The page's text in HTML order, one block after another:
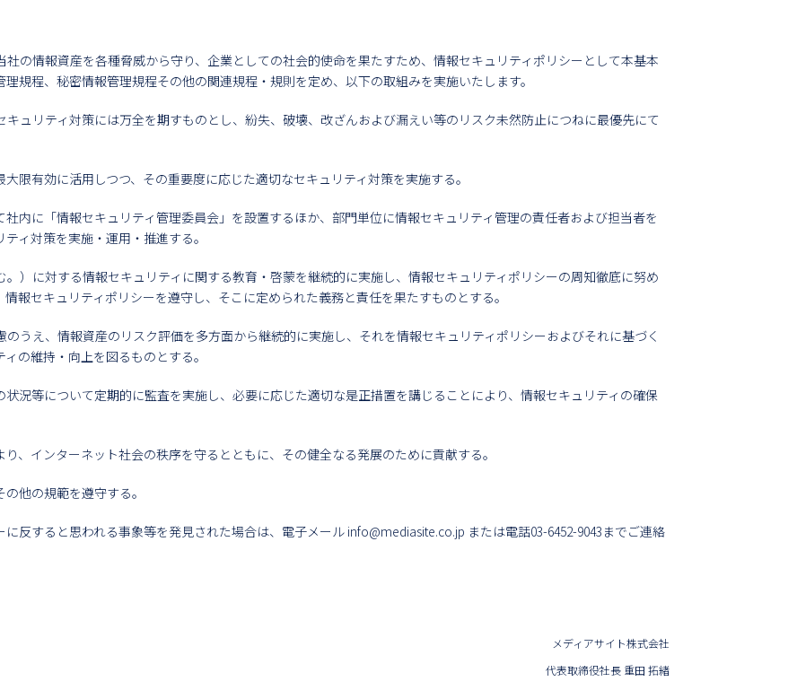
の情報資産を各種脅威から守り、企業としての社会的使命を果たすため、情報セキュリティポリシーとして本基本
規程、秘密情報管理規程その他の関連規程・規則を定め、以下の取組みを実施いたします。
ュリティ対策には万全を期すものとし、紛失、破壊、改ざんおよび漏えい等のリスク未然防止につねに最優先にて
限有効に活用しつつ、その重要度に応じた適切なセキュリティ対策を実施する。
内に「情報セキュリティ管理委員会」を設置するほか、部門単位に情報セキュリティ管理の責任者および担当者を
ィ対策を実施・運用・推進する。
）に対する情報セキュリティに関する教育・啓蒙を継続的に実施し、情報セキュリティポリシーの周知徹底に努め
報セキュリティポリシーを遵守し、そこに定められた義務と責任を果たすものとする。
うえ、情報資産のリスク評価を多方面から継続的に実施し、それを情報セキュリティポリシーおよびそれに基づく
の維持・向上を図るものとする。
況等について定期的に監査を実施し、必要に応じた適切な是正措置を講じることにより、情報セキュリティの確保
、インターネット社会の秩序を守るとともに、その健全なる発展のために貢献する。
他の規範を遵守する。
反すると思われる事象等を発見された場合は、電子メール info@mediasite.co.jp または電話03-6452-9043までご連絡
メディアサイト株式会社
代表取締役社長 重田 拓緖